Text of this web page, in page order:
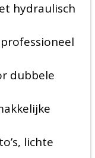
hydraulisch
dubbele
lichte